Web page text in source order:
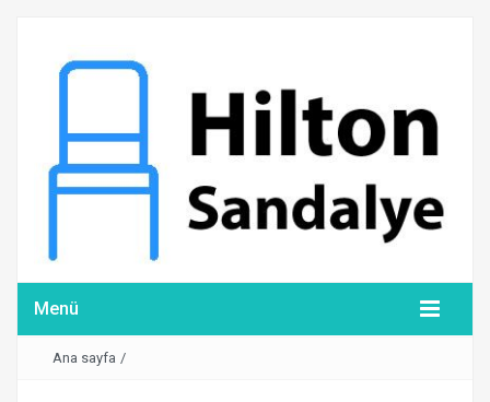
Menü
Ana sayfa /